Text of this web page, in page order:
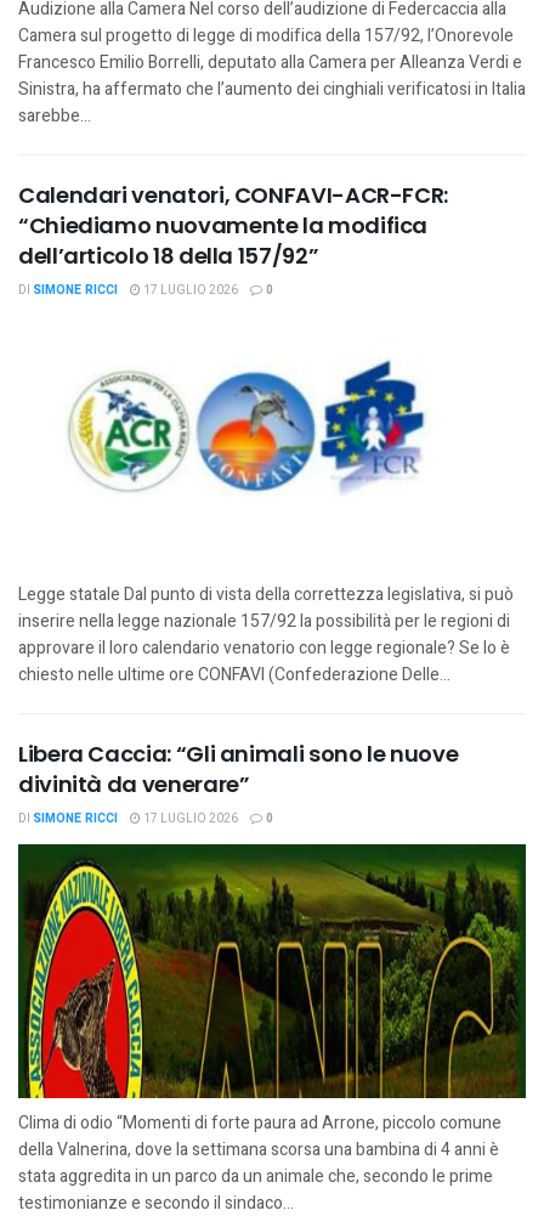
Audizione alla Camera Nel corso dell’audizione di Federcaccia alla
Camera sul progetto di legge di modifica della 157/92, l’Onorevole
Francesco Emilio Borrelli, deputato alla Camera per Alleanza Verdi e
Sinistra, ha affermato che l’aumento dei cinghiali verificatosi in Italia
sarebbe...
Calendari venatori, CONFAVI-ACR-FCR:
“Chiediamo nuovamente la modifica
dell’articolo 18 della 157/92”
DI SIMONE RICCI 17 LUGLIO 2026 0
Legge statale Dal punto di vista della correttezza legislativa, si può
inserire nella legge nazionale 157/92 la possibilità per le regioni di
approvare il loro calendario venatorio con legge regionale? Se lo è
chiesto nelle ultime ore CONFAVI (Confederazione Delle...
Libera Caccia: “Gli animali sono le nuove
divinità da venerare”
DI SIMONE RICCI 17 LUGLIO 2026 0
Clima di odio “Momenti di forte paura ad Arrone, piccolo comune
della Valnerina, dove la settimana scorsa una bambina di 4 anni è
stata aggredita in un parco da un animale che, secondo le prime
testimonianze e secondo il sindaco...